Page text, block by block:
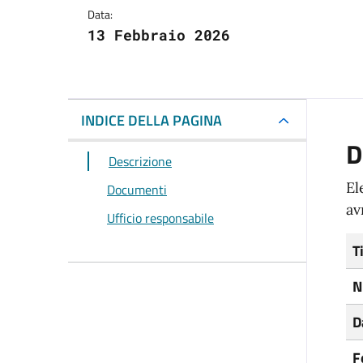
Data:
13 Febbraio 2026
INDICE DELLA PAGINA
Descrizione
Documenti
Ufficio responsabile